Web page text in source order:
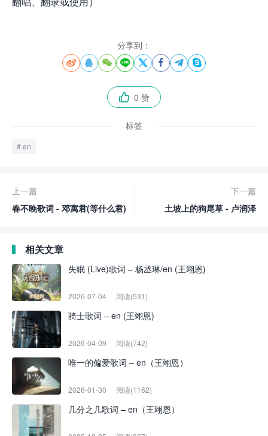
分享到：
       
 0 赞
标签
en
上一篇
春不晚歌词 - 邓寓君(等什么君)
下一篇
土坡上的狗尾草 - 卢润泽
相关文章
失眠 (Live)歌词 – 杨丞琳/en (王翊恩)
2026-07-04 阅读(531)
骑士歌词 – en (王翊恩)
2026-04-09 阅读(742)
唯一的偏爱歌词 – en（王翊恩）
2026-01-30 阅读(1162)
几分之几歌词 – en（王翊恩）